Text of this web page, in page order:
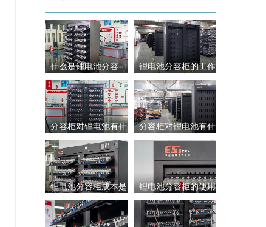
什么是锂电池分容
柜，锂电池分容柜是
锂电池分容柜的工作
原理是什么
分容柜对锂电池有什
么帮助，使用的时候
分容柜对锂电池有什
么好处？应用场景有
锂电池分容柜成本是 锂电池分容柜的使用